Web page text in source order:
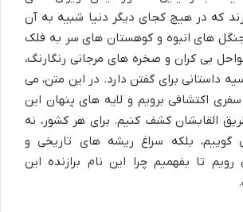
که در هیچ کجای دیگر دنیا شبیه به آن
های انبوه و کوهستان های سر به فلک
بی کران و صخره های مرجانی رنگارنگ،
داستانی برای گفتن دارد. در این متن، می
اکتشافی برویم و لایه های پنهان این
القابشان کشف کنیم. برای هر کشور، نه
گوییم، بلکه سراغ ریشه های تاریخی و
تا بفهمیم چرا این نام برازنده این